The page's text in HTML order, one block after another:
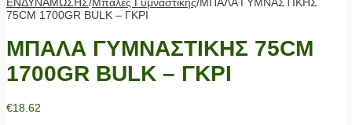
ΕΝΔΥΝΑΜΩΣΗΣ/Μπάλες Γυμναστικής/ΜΠΑΛΑ ΓΥΜΝΑΣΤΙΚΗΣ
75CM 1700GR BULK – ΓΚΡΙ
ΜΠΑΛΑ ΓΥΜΝΑΣΤΙΚΗΣ 75CM
1700GR BULK – ΓΚΡΙ
€18.62